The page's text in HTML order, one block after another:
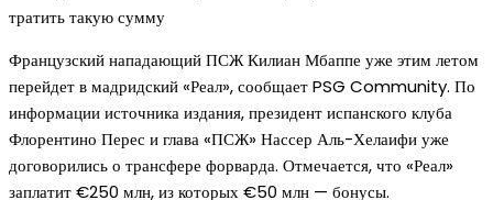
тратить такую сумму
Французский нападающий ПСЖ Килиан Мбаппе уже этим летом
перейдет в мадридский «Реал», сообщает PSG Community. По
информации источника издания, президент испанского клуба
Флорентино Перес и глава «ПСЖ» Нассер Аль-Хелаифи уже
договорились о трансфере форварда. Отмечается, что «Реал»
заплатит €250 млн, из которых €50 млн — бонусы.